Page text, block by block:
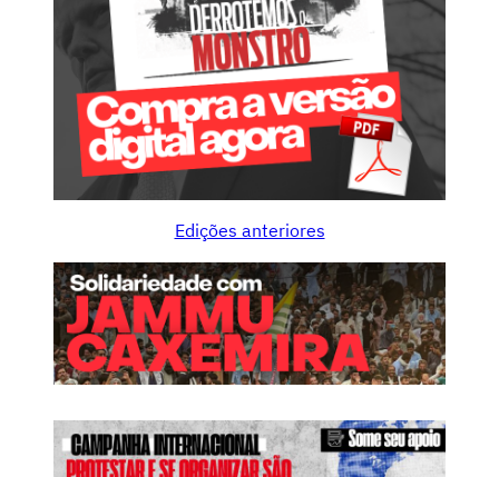
Edições anteriores